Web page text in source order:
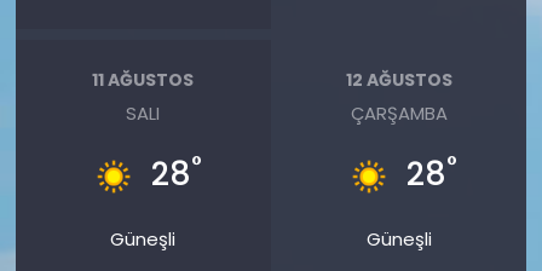
11 AĞUSTOS
SALI
28°
Güneşli
12 AĞUSTOS
ÇARŞAMBA
28°
Güneşli